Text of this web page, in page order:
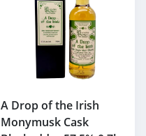
A Drop of the Irish
Monymusk Cask